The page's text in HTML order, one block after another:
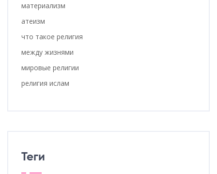
материализм
атеизм
что такое религия
между жизнями
мировые религии
религия ислам
Теги